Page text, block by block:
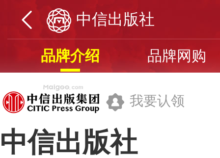
中信出版社
品牌介绍 品牌网购
我要认领
中信出版社